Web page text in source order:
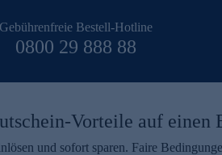
Gebührenfreie Bestell-Hotline
0800 29 888 88
Vorteile auf einen
und sofort sparen. Faire